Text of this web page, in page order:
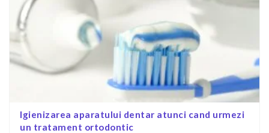
Igienizarea aparatului dentar atunci cand urmezi
un tratament ortodontic